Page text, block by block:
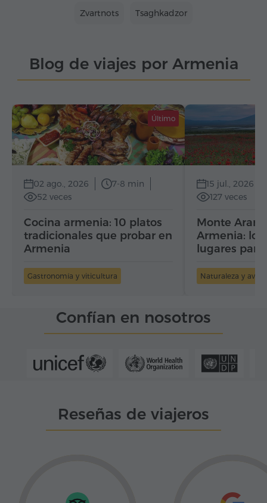
Zvartnots Tsaghkadzor
Blog de viajes por Armenia
Último
02 ago., 2026
7-8 min
52 veces
Cocina armenia: 10 platos
tradicionales que probar en
Armenia
Gastronomía y viticultura
15 jul., 2026
127 veces
Monte
Armenia: los
lugares
Naturaleza y
Confían en nosotros
Reseñas de viajeros